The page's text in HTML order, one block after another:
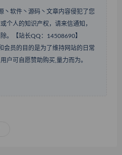
丶软件丶源码丶文章内容侵犯了您
个人的知识产权，请来信通知，
。【站长QQ：14508690】
会员的目的是为了维持网站的日常
户可自愿赞助购买,量力而为。